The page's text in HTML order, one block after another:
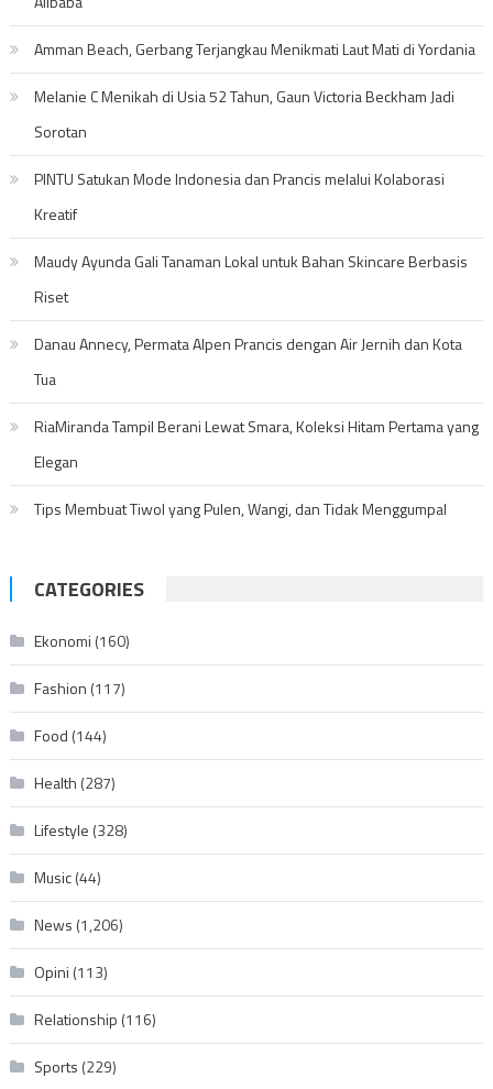
Amman Beach, Gerbang Terjangkau Menikmati Laut Mati di Yordania
Melanie C Menikah di Usia 52 Tahun, Gaun Victoria Beckham Jadi
Sorotan
PINTU Satukan Mode Indonesia dan Prancis melalui Kolaborasi
Kreatif
Maudy Ayunda Gali Tanaman Lokal untuk Bahan Skincare Berbasis
Riset
Danau Annecy, Permata Alpen Prancis dengan Air Jernih dan Kota
Tua
RiaMiranda Tampil Berani Lewat Smara, Koleksi Hitam Pertama yang
Elegan
Tips Membuat Tiwol yang Pulen, Wangi, dan Tidak Menggumpal
CATEGORIES
Ekonomi (160)
Fashion (117)
Food (144)
Health (287)
Lifestyle (328)
Music(44)
News (1,206)
Opini (113)
Relationship (116)
Sports (229)